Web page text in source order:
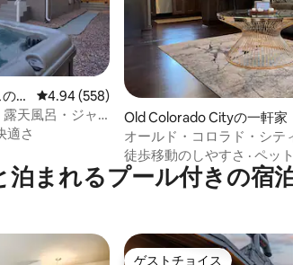
評価
一
レビュー558件、5つ星中4.94つ星の平均
4.94 (558)
天風呂・ジャ
炉、グリル
適さ
Old Colorado Cityの一軒家
オールド・コロラド・シテ
居心地の良いコロコテージ
徒歩移動のしやすさ · ペット
泊まれるプール付きの宿
ゲストチョイス